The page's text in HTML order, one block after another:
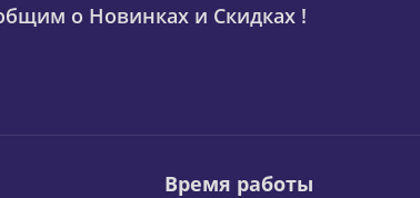
о Новинках и Скидках !
Время работы